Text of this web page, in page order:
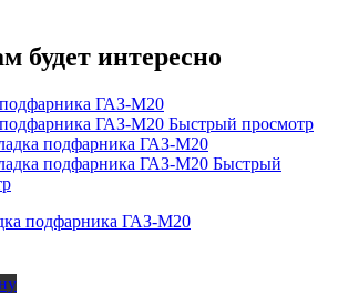
будет интересно
Быстрый просмотр
Быстрый
подфарника ГАЗ-М20